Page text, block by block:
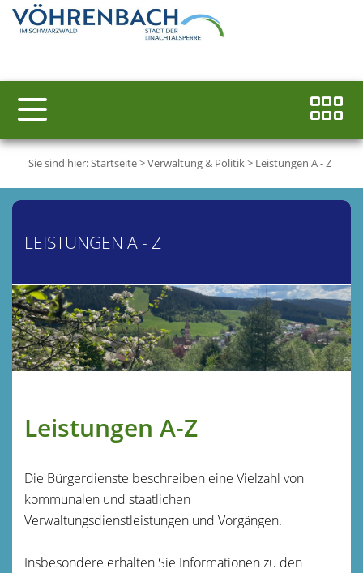
Sie sind hier:Startseite>Verwaltung & Politik> Leistungen A - Z
LEISTUNGEN A - Z
Leistungen A-Z
Die Bürgerdienste beschreiben eine Vielzahl von
kommunalen und staatlichen
Verwaltungsdienstleistungen und Vorgängen.
Insbesondere erhalten Sie Informationen zu den